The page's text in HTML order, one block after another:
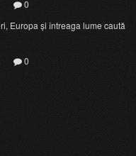
0
Europa și întreaga lume caută
0